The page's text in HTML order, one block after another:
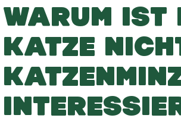
WARUM IST
KATZE